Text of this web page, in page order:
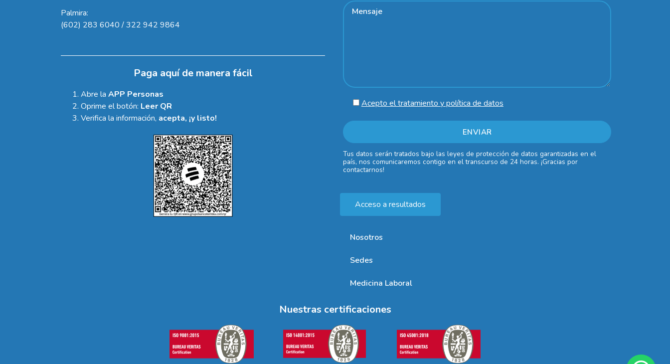
Palmira:
(602) 283 6040 / 322 942 9864
Paga aquí de manera fácil
Abre la APP Personas
Oprime el botón: Leer QR
Verifica la información, acepta, ¡y listo!
Acepto el tratamiento y política de datos
Tus datos serán tratados bajo las leyes de protección de datos garantizadas en el
país, nos comunicaremos contigo en el transcurso de 24 horas. ¡Gracias por
contactarnos!
Acceso a resultados
Nosotros
Sedes
Medicina Laboral
Nuestras certificaciones